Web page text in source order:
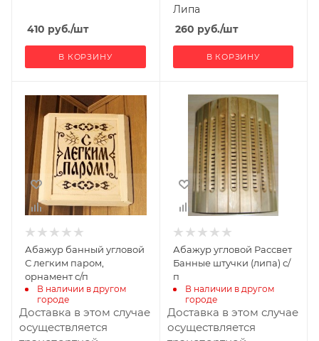
410 руб./шт
В КОРЗИНУ
Липа
260 руб./шт
В КОРЗИНУ
Ширина, мм
290
Глубина, мм
50
Высота, мм
320
Материал
Липа
Абажур банный угловой
С легким паром,
орнамент с/п
В наличии в другом
городе
Доставка в этом случае
осуществляется
Ширина, мм
Глубина, мм
Высота, мм
309
Абажур угловой Рассвет
Банные штучки (липа) с/
п
В наличии в другом
городе
Доставка в этом случае
осуществляется